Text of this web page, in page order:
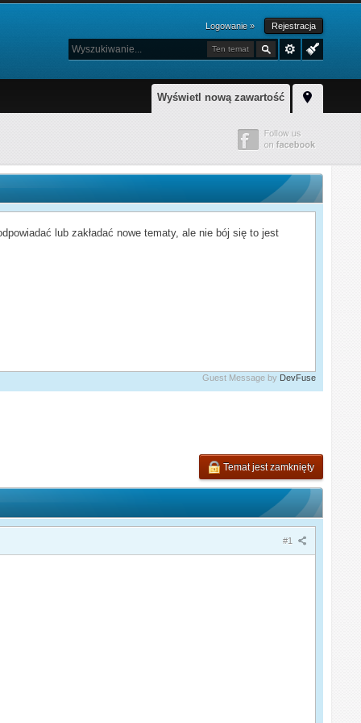
Logowanie » Rejestracja
Ten temat
Wyświetl nową zawartość
lub zakładać nowe tematy, ale nie bój się to jest
Guest Message by DevFuse
Temat jest zamknięty
#1